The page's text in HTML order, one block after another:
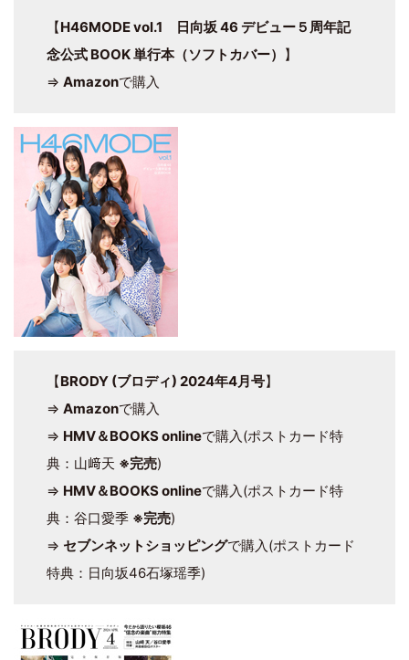
【H46MODE vol.1 日向坂 46 デビュー５周年記
念公式 BOOK 単行本（ソフトカバー） 】
⇒ Amazonで購入
【BRODY (ブロディ) 2024年4月号】
⇒ Amazonで購入
⇒ HMV＆BOOKS onlineで購入(ポストカード特
典：山﨑天 ※完売)
⇒ HMV＆BOOKS onlineで購入(ポストカード特
典：谷口愛季 ※完売)
⇒ セブンネットショッピングで購入(ポストカード
特典：日向坂46石塚瑶季)